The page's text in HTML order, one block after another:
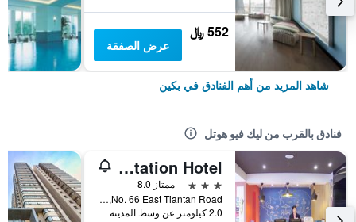
552 ﷼
عرض الصفقة
شاهد المزيد من أهم الفنادق في بكين
فنادق بالقرب من ليك فيو هوتل
ibis Beijing Tiantandongmen Metro Station Hotel
3 نجوم
ممتاز 8.0
No. 66 East Tiantan Road, بكين, الصين
2.0 كيلومتر عن وسط المدينة